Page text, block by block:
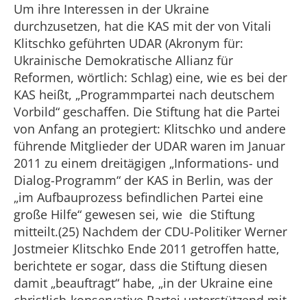
Um ihre Interessen in der Ukraine
durchzusetzen, hat die KAS mit der von Vitali
Klitschko geführten UDAR (Akronym für:
Ukrainische Demokratische Allianz für
Reformen, wörtlich: Schlag) eine, wie es bei der
KAS heißt, „Programmpartei nach deutschem
Vorbild“ geschaffen. Die Stiftung hat die Partei
von Anfang an protegiert: Klitschko und andere
führende Mitglieder der UDAR waren im Januar
2011 zu einem dreitägigen „Informations- und
Dialog-Programm“ der KAS in Berlin, was der
„im Aufbauprozess befindlichen Partei eine
große Hilfe“ gewesen sei, wie die Stiftung
mitteilt.(25) Nachdem der CDU-Politiker Werner
Jostmeier Klitschko Ende 2011 getroffen hatte,
berichtete er sogar, dass die Stiftung diesen
damit „beauftragt“ habe, „in der Ukraine eine